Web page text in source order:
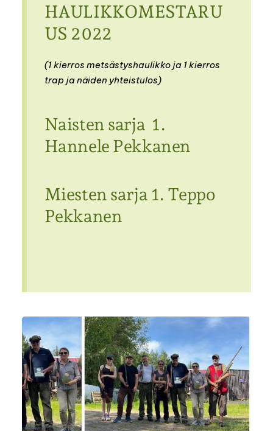
HAULIKKOMESTARU
US 2022
(1 kierros metsästyshaulikko ja 1 kierros
trap ja näiden yhteistulos)
Naisten sarja 1.
Hannele Pekkanen
Miesten sarja 1. Teppo
Pekkanen